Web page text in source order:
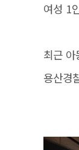
여성 1
최근
용산경